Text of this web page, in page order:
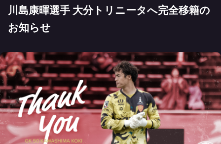
川島康暉選手 大分トリニータへ完全移籍の
お知らせ